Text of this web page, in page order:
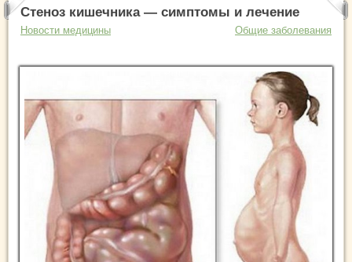
Стеноз кишечника — симптомы и лечение
Новости медицины Общие заболевания